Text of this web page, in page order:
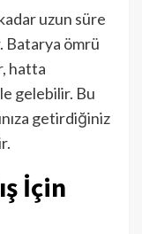
uzun süre
Batarya ömrü
hatta
gelebilir. Bu
getirdiğiniz
İçin